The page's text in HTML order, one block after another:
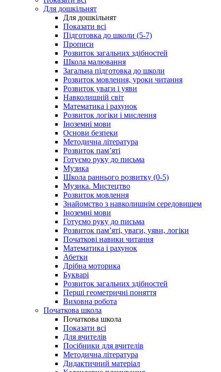
Для дошкільнят
Для дошкільнят
Показати всі
Підготовка до школи (5-7)
Прописи
Розвиток загальних здібностей
Школа малювання
Загальна підготовка до школи
Розвиток мовлення, уроки читання
Розвиток уваги і уяви
Навколишній світ
Математика і рахунок
Розвиток логіки і мислення
Іноземні мови
Основи безпеки
Методична література
Розвиток пам’яті
Готуємо руку до письма
Музика
Школа раннього розвитку (0-5)
Музика. Мистецтво
Розвиток мовлення
Знайомство з навколишнім середовищем
Іноземні мови
Готуємо руку до письма
Розвиток пам’яті, уваги, уяви, логіки
Початкові навики читання
Математика і рахунок
Абетки
Дрібна моторика
Букварі
Розвиток загальних здібностей
Перші геометричні поняття
Виховна робота
Початкова школа
Початкова школа
Показати всі
Для вчителів
Посібники для вчителів
Методична література
Дидактичний матеріал